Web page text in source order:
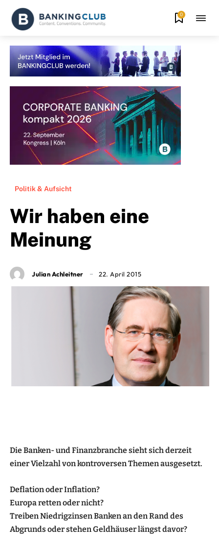
0
Politik & Aufsicht
Wir haben eine
Meinung
Julian Achleitner 22. April 2015
Die Banken- und Finanzbranche sieht sich derzeit
einer Vielzahl von kontroversen Themen ausgesetzt.
Deflation oder Inflation?
Europa retten oder nicht?
Treiben Niedrigzinsen Banken an den Rand des
Abgrunds oder stehen Geldhäuser längst davor?